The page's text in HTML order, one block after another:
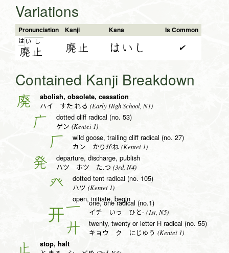
Variations
Pronunciation Kanji Kana Is Common
は い
廃
し
止 廃止 はいし ✔
Contained Kanji Breakdown
廃 abolish, obsolete, cessation
ハイ すた.れる (Early High School, N1)
广 dotted cliff radical (no. 53)
ゲン (Kentei 1)
厂 wild goose, trailing cliff radical (no. 27)
カン かりがね (Kentei 1)
発 departure, discharge, publish
ハツ ホツ た.つ (3rd, N4)
癶 dotted tent radical (no. 105)
ハツ (Kentei 1)
open, initiate, begin
一 one, one radical (no.1)
イチ いっ ひと- (1st, N5)
廾 twenty, twenty or letter H radical (no. 55)
キョウ ク にじゅう (Kentei 1)
止 stop, halt